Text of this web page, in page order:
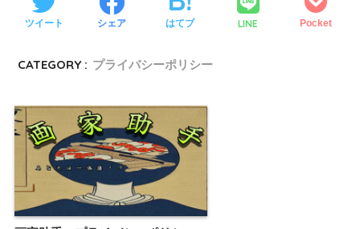
ツイート シェア はてブ LINE Pocket
CATEGORY : プライバシーポリシー